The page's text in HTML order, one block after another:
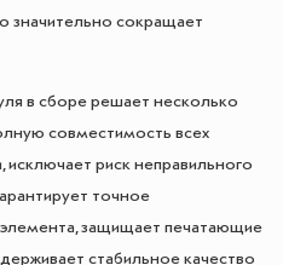
значительно сокращает
в сборе решает несколько
совместимость всех
риск неправильного
точное
защищает печатающие
стабильное качество